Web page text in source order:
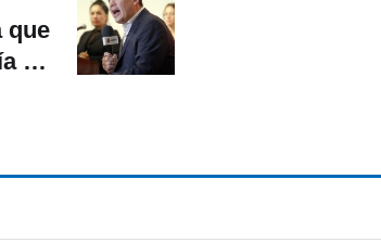
que
de